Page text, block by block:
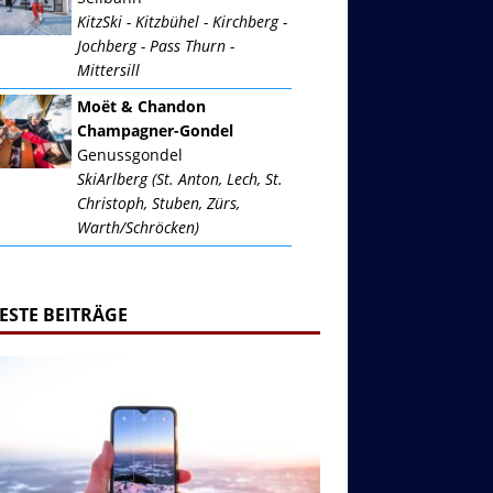
KitzSki - Kitzbühel - Kirchberg -
Jochberg - Pass Thurn -
Mittersill
Moët & Chandon
Champagner-Gondel
Genussgondel
SkiArlberg (St. Anton, Lech, St.
Christoph, Stuben, Zürs,
Warth/Schröcken)
BEITRÄGE